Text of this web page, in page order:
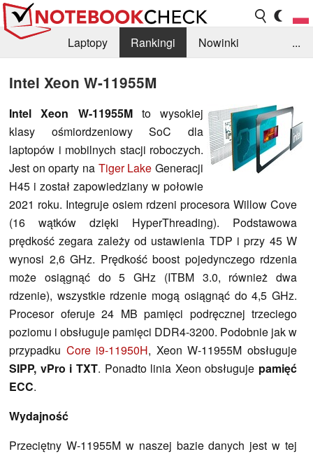
Laptopy Rankingi
Nowinki
...
Intel Xeon W-11955M
Intel Xeon W-11955Mto wysokiej
klasy ośmiordzeniowy SoC dla
laptopów i mobilnych stacji roboczych.
Jest on oparty na Tiger Lake Generacji
H45 i został zapowiedziany w połowie
2021 roku. Integruje osiem rdzeni procesora Willow Cove
(16 wątków dzięki HyperThreading). Podstawowa
prędkość zegara zależy od ustawienia TDP i przy 45 W
wynosi 2,6 GHz. Prędkość boost pojedynczego rdzenia
może osiągnąć do 5 GHz (ITBM 3.0, również dwa
rdzenie), wszystkie rdzenie mogą osiągnąć do 4,5 GHz.
Procesor oferuje 24 MB pamięci podręcznej trzeciego
poziomu i obsługuje pamięci DDR4-3200. Podobnie jak w
przypadku Core i9-11950H, Xeon W-11955M obsługuje
SIPP, vPro i TXT. Ponadto linia Xeon obsługuje pamięć
ECC.
Wydajność
Przeciętny W-11955M w naszej bazie danych jest w tej